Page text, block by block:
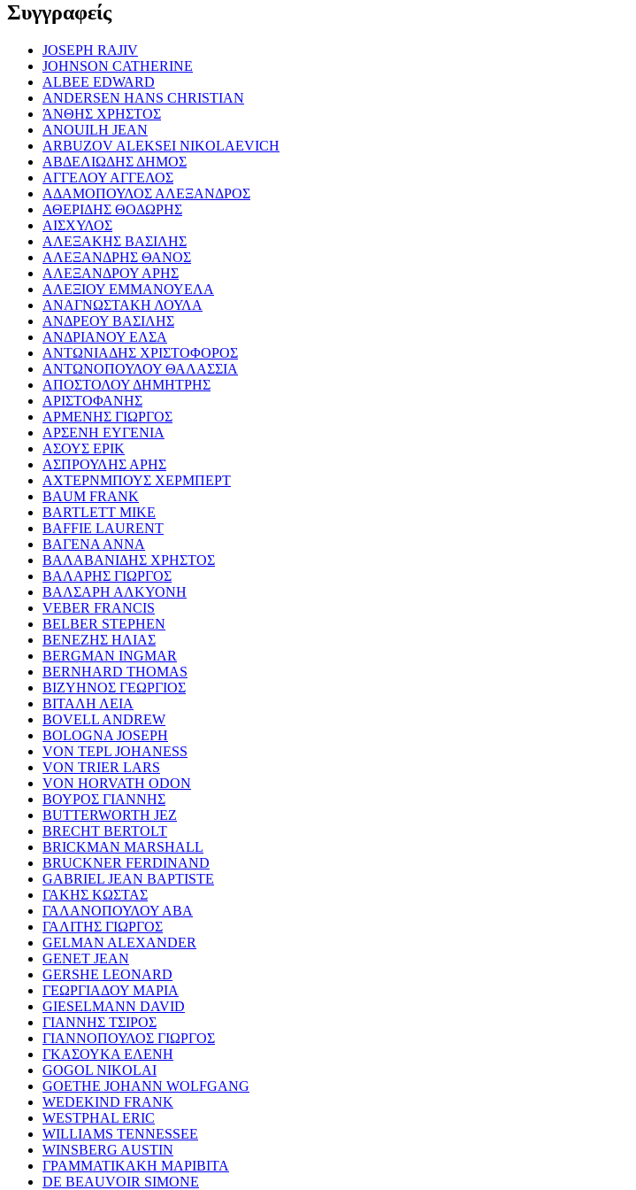
Συγγραφείς
JOSEPH RAJIV
JOHNSON CATHERINE
ALBEE EDWARD
ANDERSEN HANS CHRISTIAN
ΆΝΘΗΣ ΧΡΗΣΤΟΣ
ANOUILH JEAN
ARBUZOV ALEKSEI NIKOLAEVICH
ΑΒΔΕΛΙΩΔΗΣ ΔΗΜΟΣ
ΑΓΓΕΛΟΥ ΑΓΓΕΛΟΣ
ΑΔΑΜΟΠΟΥΛΟΣ ΑΛΕΞΑΝΔΡΟΣ
ΑΘΕΡΙΔΗΣ ΘΟΔΩΡΗΣ
ΑΙΣΧΥΛΟΣ
ΑΛΕΞΑΚΗΣ ΒΑΣΙΛΗΣ
ΑΛΕΞΑΝΔΡΗΣ ΘΑΝΟΣ
ΑΛΕΞΑΝΔΡΟΥ ΑΡΗΣ
ΑΛΕΞΙΟΥ ΕΜΜΑΝΟΥΕΛΑ
ΑΝΑΓΝΩΣΤΑΚΗ ΛΟΥΛΑ
ΑΝΔΡΕΟΥ ΒΑΣΙΛΗΣ
ΑΝΔΡΙΑΝΟΥ ΕΛΣΑ
ΑΝΤΩΝΙΑΔΗΣ ΧΡΙΣΤΟΦΟΡΟΣ
ΑΝΤΩΝΟΠΟΥΛΟΥ ΘΑΛΑΣΣΙΑ
ΑΠΟΣΤΟΛΟΥ ΔΗΜΗΤΡΗΣ
ΑΡΙΣΤΟΦΑΝΗΣ
ΑΡΜΕΝΗΣ ΓΙΩΡΓΟΣ
ΑΡΣΕΝΗ ΕΥΓΕΝΙΑ
ΑΣΟΥΣ ΕΡΙΚ
ΑΣΠΡΟΥΛΗΣ ΑΡΗΣ
ΑΧΤΕΡΝΜΠΟΥΣ ΧΕΡΜΠΕΡΤ
BAUM FRANK
BARTLETT MIKE
BAFFIE LAURENT
ΒΑΓΕΝΑ ΑΝΝΑ
ΒΑΛΑΒΑΝΙΔΗΣ ΧΡΗΣΤΟΣ
ΒΑΛΑΡΗΣ ΓΙΩΡΓΟΣ
ΒΑΛΣΑΡΗ ΑΛΚΥΟΝΗ
VEBER FRANCIS
BELBER STEPHEN
ΒΕΝΕΖΗΣ ΗΛΙΑΣ
BERGMAN INGMAR
BERNHARD THOMAS
ΒΙΖΥΗΝΟΣ ΓΕΩΡΓΙΟΣ
ΒΙΤΑΛΗ ΛΕΙΑ
BOVELL ANDREW
BOLOGNA JOSEPH
VON TEPL JOHANESS
VON TRIER LARS
VON HORVATH ODON
ΒΟΥΡΟΣ ΓΙΑΝΝΗΣ
BUTTERWORTH JEZ
BRECHT BERTOLT
BRICKMAN MARSHALL
BRUCKNER FERDINAND
GABRIEL JEAN BAPTISTE
ΓΑΚΗΣ ΚΩΣΤΑΣ
ΓΑΛΑΝΟΠΟΥΛΟΥ ΑΒΑ
ΓΑΛΙΤΗΣ ΓΙΩΡΓΟΣ
GELMAN ALEXANDER
GENET JEAN
GERSHE LEONARD
ΓΕΩΡΓΙΑΔΟΥ ΜΑΡΙΑ
GIESELMANN DAVID
ΓΙΑΝΝΗΣ ΤΣΙΡΟΣ
ΓΙΑΝΝΟΠΟΥΛΟΣ ΓΙΩΡΓΟΣ
ΓΚΑΣΟΥΚΑ ΕΛΕΝΗ
GOGOL NIKOLAI
GOETHE JOHANN WOLFGANG
WEDEKIND FRANK
WESTPHAL ERIC
WILLIAMS TENNESSEE
WINSBERG AUSTIN
ΓΡΑΜΜΑΤΙΚΑΚΗ ΜΑΡΙΒΙΤΑ
DE BEAUVOIR SIMONE